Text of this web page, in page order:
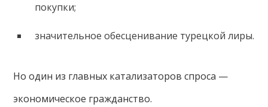
покупки;
значительное обесценивание турецкой лиры.
Но один из главных катализаторов спроса —
экономическое гражданство.